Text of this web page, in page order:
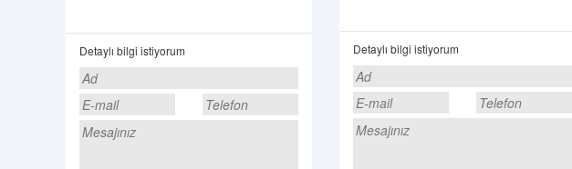
Detaylı bilgi istiyorum Detaylı bilgi istiyorum